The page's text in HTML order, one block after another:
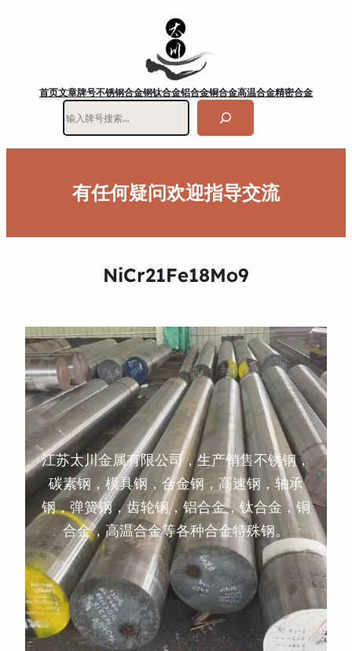
首页文章牌号不锈钢合金钢钛合金铝合金铜合金高温合金精密合金
有任何疑问欢迎指导交流
NiCr21Fe18Mo9
江苏太川金属有限公司，生产销售不锈钢，
碳素钢，模具钢，合金钢，高速钢，轴承
钢，弹簧钢，齿轮钢，铝合金，钛合金，铜
合金，高温合金等各种合金特殊钢。